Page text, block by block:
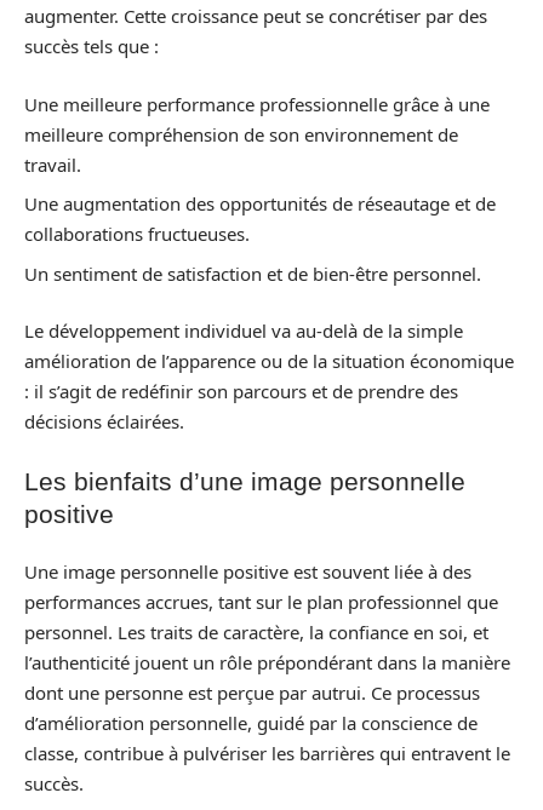
augmenter. Cette croissance peut se concrétiser par des
succès tels que :
Une meilleure performance professionnelle grâce à une
meilleure compréhension de son environnement de
travail.
Une augmentation des opportunités de réseautage et de
collaborations fructueuses.
Un sentiment de satisfaction et de bien-être personnel.
Le développement individuel va au-delà de la simple
amélioration de l’apparence ou de la situation économique
: il s’agit de redéfinir son parcours et de prendre des
décisions éclairées.
Les bienfaits d’une image personnelle
positive
Une image personnelle positive est souvent liée à des
performances accrues, tant sur le plan professionnel que
personnel. Les traits de caractère, la confiance en soi, et
l’authenticité jouent un rôle prépondérant dans la manière
dont une personne est perçue par autrui. Ce processus
d’amélioration personnelle, guidé par la conscience de
classe, contribue à pulvériser les barrières qui entravent le
succès.